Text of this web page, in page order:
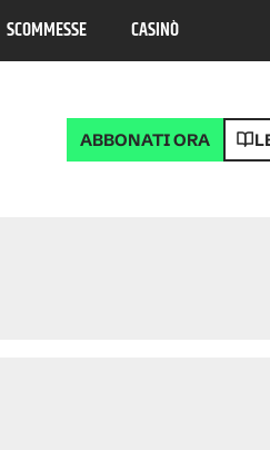
SCOMMESSE CASINÒ
ABBONATI ORA